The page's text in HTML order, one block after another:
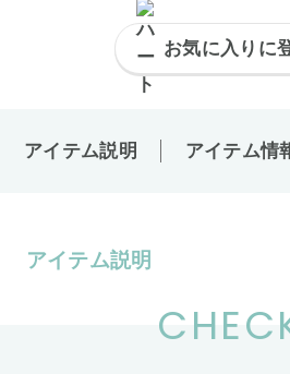
お気に入りに
アイテム説明 アイテム情
アイテム説明